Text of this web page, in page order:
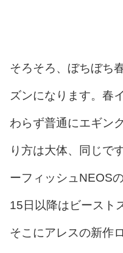
そろそろ、ぼちぼち
ズンになります。春
わらず普通にエギン
り方は大体、同じで
ーフィッシュNEOS
15日以降はビースト
そこにアレスの新作